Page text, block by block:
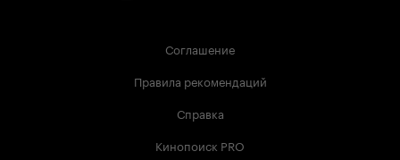
Соглашение
Правила рекомендаций
Справка
Кинопоиск PRO